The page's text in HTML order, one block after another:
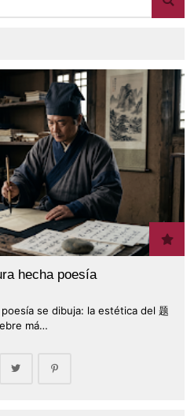
hecha poesía
se dibuja: la estética del 题
má…